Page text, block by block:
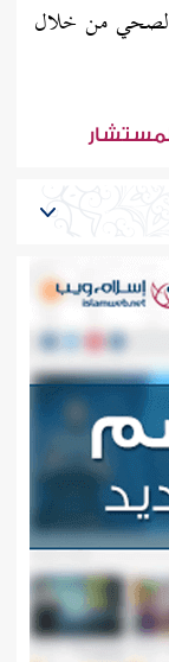
الصحي من خلال